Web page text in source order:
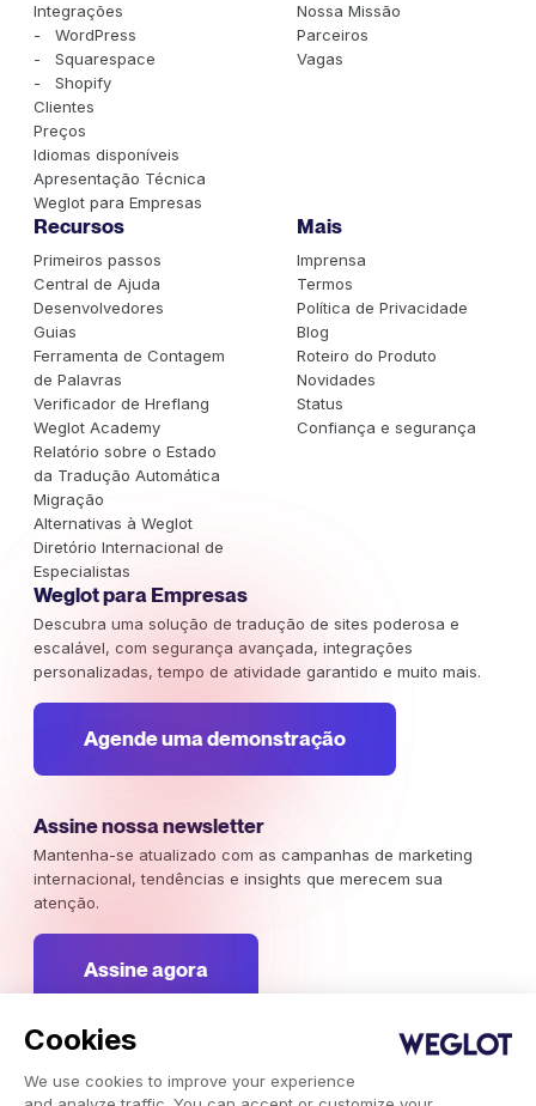
Cookies
We use cookies to improve your experience
Integrações
- WordPress
- Squarespace
- Shopify
Clientes
Preços
Idiomas disponíveis
Apresentação Técnica
Weglot para Empresas
Nossa Missão
Parceiros
Vagas
Recursos
Primeiros passos
Central de Ajuda
Desenvolvedores
Guias
Ferramenta de Contagem
de Palavras
Verificador de Hreflang
Weglot Academy
Relatório sobre o Estado
da Tradução Automática
Migração
Alternativas à Weglot
Diretório Internacional de
Especialistas
Mais
Imprensa
Termos
Política de Privacidade
Blog
Roteiro do Produto
Novidades
Status
Confiança e segurança
Weglot para Empresas
Descubra uma solução de tradução de sites poderosa e
escalável, com segurança avançada, integrações
personalizadas, tempo de atividade garantido e muito mais.
Agende uma demonstração
Assine nossa newsletter
Mantenha-se atualizado com as campanhas de marketing
internacional, tendências e insights que merecem sua
atenção.
Assine agora
Weglot 2026, Tradução como serviço.